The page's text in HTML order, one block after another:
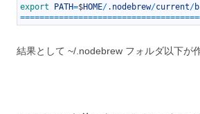
export PATH=$HOME/. nodebrew/current/
====================================
結果として ~/.nodebrew フォルダ以下が